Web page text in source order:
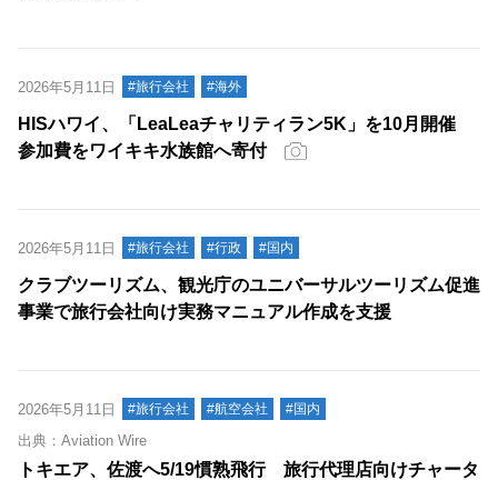
2026年5月11日 #旅行会社 #海外
HISハワイ、「LeaLeaチャリティラン5K」を10月開催
参加費をワイキキ水族館へ寄付
2026年5月11日 #旅行会社 #行政 #国内
クラブツーリズム、観光庁のユニバーサルツーリズム促進
事業で旅行会社向け実務マニュアル作成を支援
2026年5月11日 #旅行会社 #航空会社 #国内
出典：Aviation Wire
トキエア、佐渡へ5/19慣熟飛行 旅行代理店向けチャータ